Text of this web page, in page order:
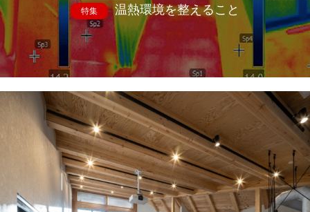
特集 温熱環境を整えること